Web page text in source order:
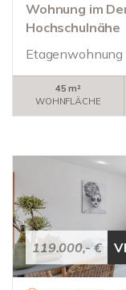
Wohnung im
Hochschulnähe
Etagenwohnung
45 m²
WOHNFLÄCHE
119.000,- €